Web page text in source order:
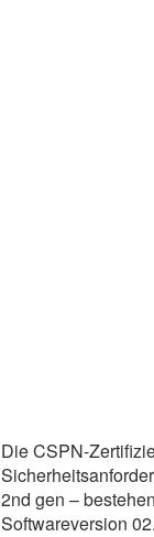
Die CSPN-
2nd gen –
Softwareversion